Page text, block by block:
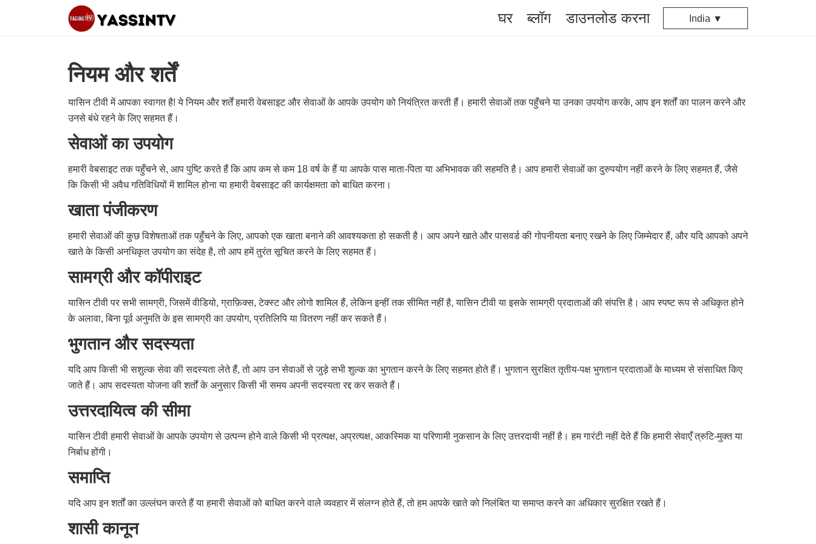
घर ब्लॉग डाउनलोड करना India ▼
नियम और शर्तें
यासिन टीवी में आपका स्वागत है! ये नियम और शर्तें हमारी वेबसाइट और सेवाओं के आपके उपयोग को नियंत्रित करती हैं। हमारी सेवाओं तक पहुँचने या उनका उपयोग करके, आप इन शर्तों का पालन करने और
उनसे बंधे रहने के लिए सहमत हैं।
सेवाओं का उपयोग
हमारी वेबसाइट तक पहुँचने से, आप पुष्टि करते हैं कि आप कम से कम 18 वर्ष के हैं या आपके पास माता-पिता या अभिभावक की सहमति है। आप हमारी सेवाओं का दुरुपयोग नहीं करने के लिए सहमत हैं, जैसे
कि किसी भी अवैध गतिविधियों में शामिल होना या हमारी वेबसाइट की कार्यक्षमता को बाधित करना।
खाता पंजीकरण
हमारी सेवाओं की कुछ विशेषताओं तक पहुँचने के लिए, आपको एक खाता बनाने की आवश्यकता हो सकती है। आप अपने खाते और पासवर्ड की गोपनीयता बनाए रखने के लिए जिम्मेदार हैं, और यदि आपको अपने
खाते के किसी अनधिकृत उपयोग का संदेह है, तो आप हमें तुरंत सूचित करने के लिए सहमत हैं।
सामग्री और कॉपीराइट
यासिन टीवी पर सभी सामग्री, जिसमें वीडियो, ग्राफ़िक्स, टेक्स्ट और लोगो शामिल हैं, लेकिन इन्हीं तक सीमित नहीं है, यासिन टीवी या इसके सामग्री प्रदाताओं की संपत्ति है। आप स्पष्ट रूप से अधिकृत होने
के अलावा, बिना पूर्व अनुमति के इस सामग्री का उपयोग, प्रतिलिपि या वितरण नहीं कर सकते हैं।
भुगतान और सदस्यता
यदि आप किसी भी सशुल्क सेवा की सदस्यता लेते हैं, तो आप उन सेवाओं से जुड़े सभी शुल्क का भुगतान करने के लिए सहमत होते हैं। भुगतान सुरक्षित तृतीय-पक्ष भुगतान प्रदाताओं के माध्यम से संसाधित किए
जाते हैं। आप सदस्यता योजना की शर्तों के अनुसार किसी भी समय अपनी सदस्यता रद्द कर सकते हैं।
उत्तरदायित्व की सीमा
यासिन टीवी हमारी सेवाओं के आपके उपयोग से उत्पन्न होने वाले किसी भी प्रत्यक्ष, अप्रत्यक्ष, आकस्मिक या परिणामी नुकसान के लिए उत्तरदायी नहीं है। हम गारंटी नहीं देते हैं कि हमारी सेवाएँ त्रुटि-मुक्त या
निर्बाध होंगी।
समाप्ति
यदि आप इन शर्तों का उल्लंघन करते हैं या हमारी सेवाओं को बाधित करने वाले व्यवहार में संलग्न होते हैं, तो हम आपके खाते को निलंबित या समाप्त करने का अधिकार सुरक्षित रखते हैं।
शासी कानून